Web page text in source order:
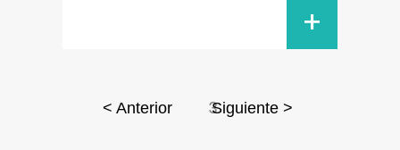
+
< Anterior 3Siguiente >